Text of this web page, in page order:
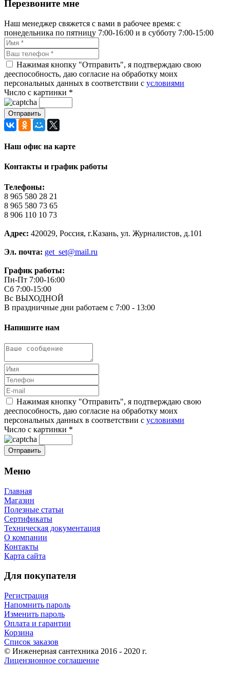
Перезвоните мне
Наш менеджер свяжется с вами в рабочее время: с
понедельника по пятницу 7:00-16:00 и в субботу 7:00-15:00
Нажимая кнопку "Отправить", я подтверждаю свою
дееспособность, даю согласие на обработку моих
персональных данных в соответствии с условиями
Число с картинки *
Наш офис на карте
Контакты и график работы
Телефоны:
8 965 580 28 21
8 965 580 73 65
8 906 110 10 73
Адрес: 420029, Россия, г.Казань, ул. Журналистов, д.101
Эл. почта: get_set@mail.ru
График работы:
Пн-Пт 7:00-16:00
Сб 7:00-15:00
Вс ВЫХОДНОЙ
В праздничные дни работаем с 7:00 - 13:00
Напишите нам
Нажимая кнопку "Отправить", я подтверждаю свою
дееспособность, даю согласие на обработку моих
персональных данных в соответствии с условиями
Число с картинки *
Меню
Главная
Магазин
Полезные статьи
Сертификаты
Техническая документация
О компании
Контакты
Карта сайта
Для покупателя
Регистрация
Напомнить пароль
Изменить пароль
Оплата и гарантии
Корзина
Список заказов
© Инженерная сантехника 2016 - 2020 г.
Лицензионное соглашение